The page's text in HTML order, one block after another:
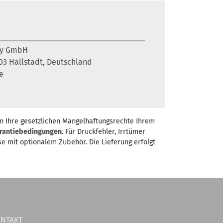
GmbH
Hallstadt, Deutschland
gesetzlichen Mangelhaftungsrechte Ihrem
. Für Druckfehler, Irrtümer
mit optionalem Zubehör. Die Lieferung erfolgt